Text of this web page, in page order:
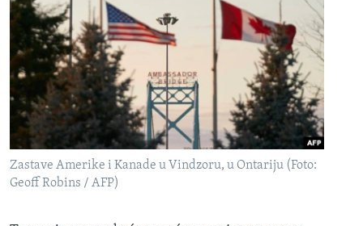
Zastave Amerike i Kanade u Vindzoru, u Ontariju (Foto:
Geoff Robins / AFP)